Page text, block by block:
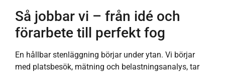
Så jobbar vi – från idé och
förarbete till perfekt fog
En hållbar stenläggning börjar under ytan. Vi börjar
med platsbesök, mätning och belastningsanalys, tar